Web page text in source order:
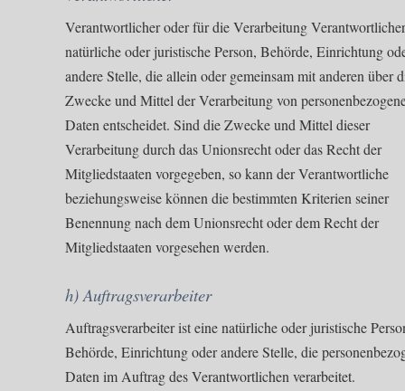
Verantwortlicher oder für die Verarbeitung
natürliche oder juristische Person, Behörde, Einrichtung
andere Stelle, die allein oder gemeinsam mit anderen über
Zwecke und Mittel der Verarbeitung von
Daten entscheidet. Sind die Zwecke und Mittel dieser
Verarbeitung durch das Unionsrecht oder das Recht der
Mitgliedstaaten vorgegeben, so kann der Verantwortliche
beziehungsweise können die bestimmten Kriterien seiner
Benennung nach dem Unionsrecht oder dem Recht der
Mitgliedstaaten vorgesehen werden.
h) Auftragsverarbeiter
Auftragsverarbeiter ist eine natürliche oder juristische
Behörde, Einrichtung oder andere Stelle, die
Daten im Auftrag des Verantwortlichen verarbeitet.